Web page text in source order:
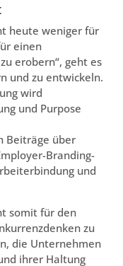
heute weniger für
einen
erobern“, geht es
und zu entwickeln.
wird
und Purpose
Beiträge über
Branding-
und
somit für den
zu
die Unternehmen
ihrer Haltung